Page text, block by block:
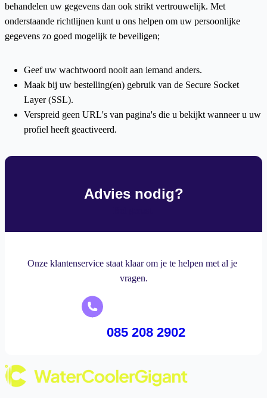
behandelen uw gegevens dan ook strikt vertrouwelijk. Met
onderstaande richtlijnen kunt u ons helpen om uw persoonlijke
gegevens zo goed mogelijk te beveiligen;
Geef uw wachtwoord nooit aan iemand anders.
Maak bij uw bestelling(en) gebruik van de Secure Socket
Layer (SSL).
Verspreid geen URL's van pagina's die u bekijkt wanneer u uw
profiel heeft geactiveerd.
Advies nodig?
Onze klantenservice staat klaar om je te helpen met al je
vragen.
085 208 2902